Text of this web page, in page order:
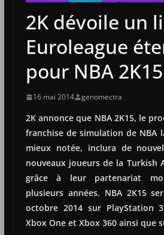
2K dévoile un
Euroleague
pour NBA 2K15
16 mai 2014 genomectra
2K annonce que NBA 2K15, le
franchise de simulation de NBA
mieux notée, inclura de
nouveaux joueurs de la Turkish
grâce à leur partenariat
plusieurs années. NBA 2K15
octobre 2014 sur PlayStation
Xbox One et Xbox 360 ainsi que